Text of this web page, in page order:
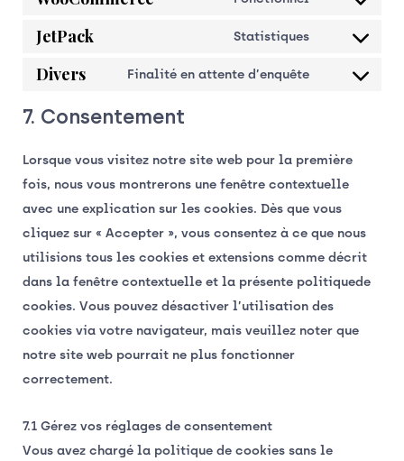
JetPack Statistiques
Divers Finalité en attente d’enquête
7. Consentement
Lorsque vous visitez notre site web pour la première
fois, nous vous montrerons une fenêtre contextuelle
avec une explication sur les cookies. Dès que vous
cliquez sur « Accepter », vous consentez à ce que nous
utilisions tous les cookies et extensions comme décrit
dans la fenêtre contextuelle et la présente politiquede
cookies. Vous pouvez désactiver l’utilisation des
cookies via votre navigateur, mais veuillez noter que
notre site web pourrait ne plus fonctionner
correctement.
7.1 Gérez vos réglages de consentement
Vous avez chargé la politique de cookies sans le